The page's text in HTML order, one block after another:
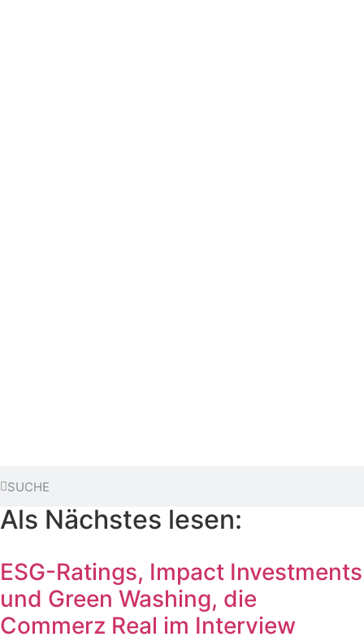
Als Nächstes lesen:
ESG-Ratings, Impact Investments
und Green Washing, die
Commerz Real im Interview